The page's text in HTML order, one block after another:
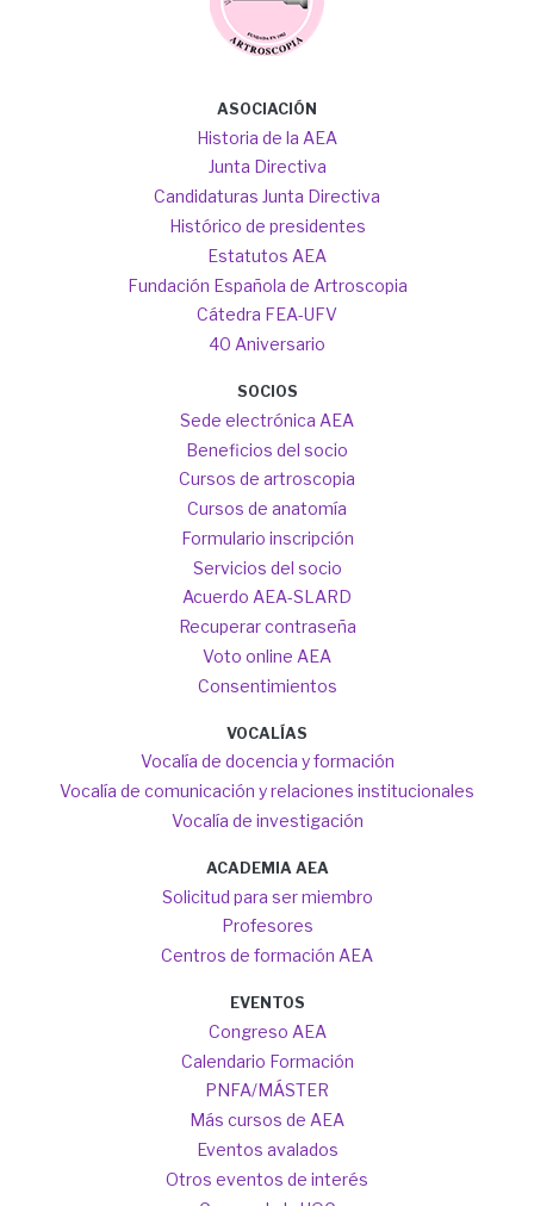
ASOCIACIÓN
Historia de la AEA
Junta Directiva
Candidaturas Junta Directiva
Histórico de presidentes
Estatutos AEA
Fundación Española de Artroscopia
Cátedra FEA-UFV
40 Aniversario
SOCIOS
Sede electrónica AEA
Beneficios del socio
Cursos de artroscopia
Cursos de anatomía
Formulario inscripción
Servicios del socio
Acuerdo AEA-SLARD
Recuperar contraseña
Voto online AEA
Consentimientos
VOCALÍAS
Vocalía de docencia y formación
Vocalía de comunicación y relaciones institucionales
Vocalía de investigación
ACADEMIA AEA
Solicitud para ser miembro
Profesores
Centros de formación AEA
EVENTOS
Congreso AEA
Calendario Formación
PNFA/MÁSTER
Más cursos de AEA
Eventos avalados
Otros eventos de interés